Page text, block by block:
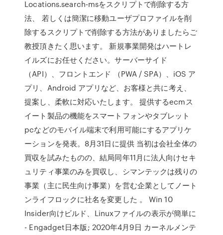
Locations.search-msをスクリプトで削除する方
法、 若しくは簡潔に移動ユーザプロファイルを削
除するスクリプトで削除する方法がありましたらご
教授頂きたく思います。 新規事業開発はハートレ
イルズにお任せください。サーバーサイド
（API）、フロントエンド （PWA / SPA）、iOS ア
プリ、Android アプリなど、お客様と共に考え、
提案し、柔軟に対応いたします。 提供するecmス
イート製品の機能をスマートフォンやタブレット
pcなどのモバイル端末で利用可能にするアプリケ
ーションを発表。8月31日に提供 当初は会社全体の
買収を試みたものの、結局同年11月に法人向けセキ
ュリティ事業のみを買収し、シマンテックは残りの
事業（主に民生向け事業）を営む企業としてノート
ンライフロックに社名を変更した 。 Win 10
Insider向けビルド、Linuxファイルの表示が簡単に
- Engadget日本版; 2020年4月9日 カーネルメンテ